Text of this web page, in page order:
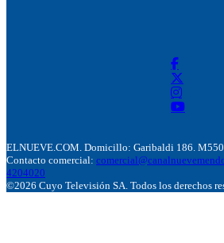
ELNUEVE.COM. Domicillo: Garibaldi 186.
Contacto comercial:
4204020
©2026 Cuyo Televisión SA. Todos los derechos